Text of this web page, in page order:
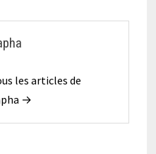
les articles de
→